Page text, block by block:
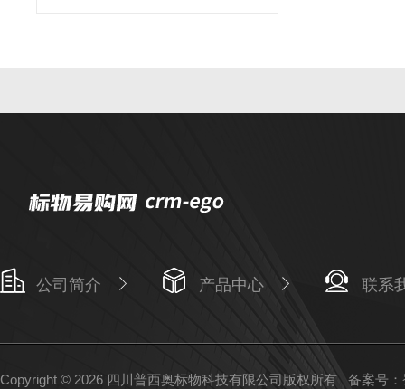
公司简介 产品中心 联系
Copyright © 2026 四川普西奥标物科技有限公司版权所有 备案号：